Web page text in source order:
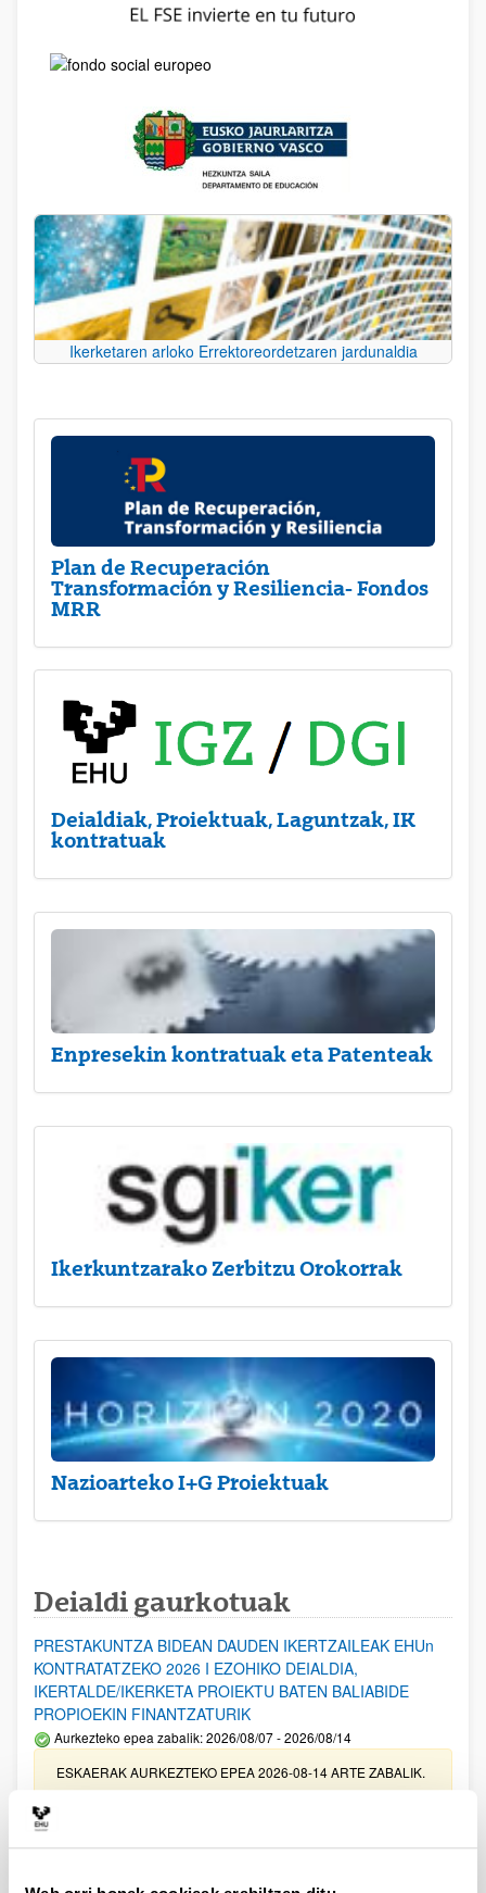
Ikerketaren arloko Errektoreordetzaren jardunaldia
Plan de Recuperación
Transformación y Resiliencia- Fondos
MRR
Deialdiak, Proiektuak, Laguntzak, IK
kontratuak
Enpresekin kontratuak eta Patenteak
Ikerkuntzarako Zerbitzu Orokorrak
Nazioarteko I+G Proiektuak
Deialdi gaurkotuak
PRESTAKUNTZA BIDEAN DAUDEN IKERTZAILEAK EHUn
KONTRATATZEKO 2026 I EZOHIKO DEIALDIA,
IKERTALDE/IKERKETA PROIEKTU BATEN BALIABIDE
PROPIOEKIN FINANTZATURIK
Aurkezteko epea zabalik: 2026/08/07 - 2026/08/14
ESKAERAK AURKEZTEKO EPEA 2026-08-14 ARTE ZABALIK.
UPV/EHUn Azpiegitura Zientifikoa eta Funts Bibliografikoak
erosi eta berritzeko laguntzak 2026